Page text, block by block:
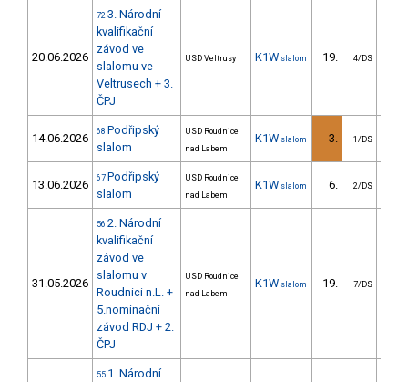
20.06.2026
72 3. Národní
kvalifikační
závod ve
slalomu ve
Veltrusech + 3.
ČPJ
USD Veltrusy K1W slalom 19. 4/DS
14.06.2026 68 Podřipský
slalom
USD Roudnice
nad Labem
K1W slalom 3. 1/DS
13.06.2026 67 Podřipský
slalom
USD Roudnice
nad Labem
K1W slalom 6. 2/DS
31.05.2026
56 2. Národní
kvalifikační
závod ve
slalomu v
Roudnici n.L. +
5.nominační
závod RDJ + 2.
ČPJ
USD Roudnice
nad Labem
K1W slalom 19. 7/DS
55 1. Národní